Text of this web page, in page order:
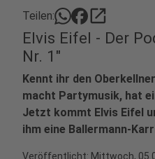
Teilen: open_in_new
Elvis Eifel - Der
Nr. 1"
Kennt ihr den
macht Partymusik, hat
Jetzt kommt Elvis Eifel
ihm eine Ballermann-
Veröffentlicht: Mittwoch,